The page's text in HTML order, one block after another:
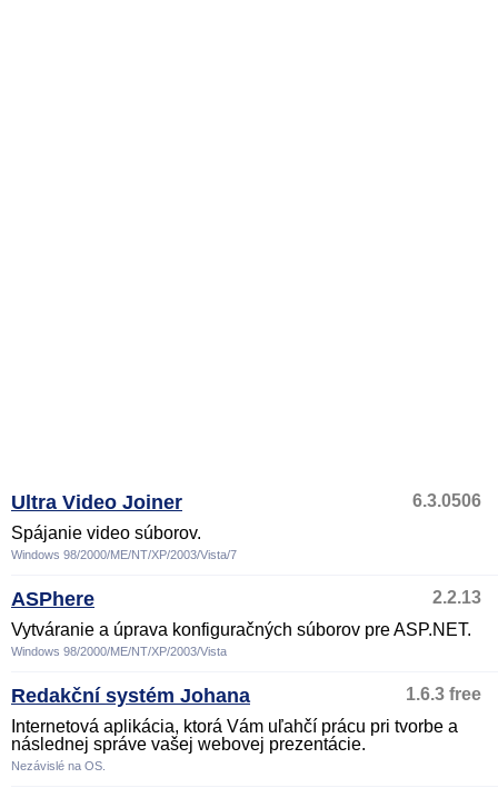
Ultra Video Joiner
6.3.0506
Spájanie video súborov.
Windows 98/2000/ME/NT/XP/2003/Vista/7
ASPhere
2.2.13
Vytváranie a úprava konfiguračných súborov pre ASP.NET.
Windows 98/2000/ME/NT/XP/2003/Vista
Redakční systém Johana
1.6.3 free
Internetová aplikácia, ktorá Vám uľahčí prácu pri tvorbe a
následnej správe vašej webovej prezentácie.
Nezávislé na OS.